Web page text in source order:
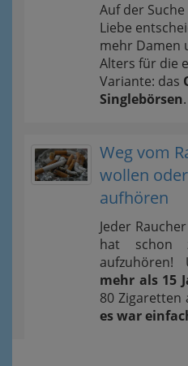
Auf der
Liebe
mehr Damen
Alters für die
Variante: das
Singlebörsen.
Weg vom
wollen
aufhören
Jeder
hat schon
mehr als 15
80 Zigaretten
es war